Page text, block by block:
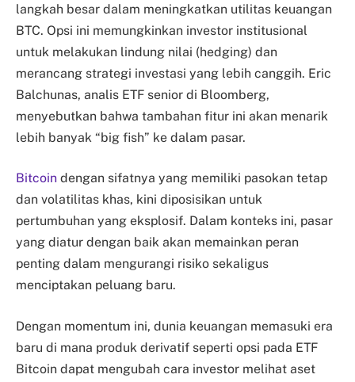
langkah besar dalam meningkatkan utilitas keuangan
BTC. Opsi ini memungkinkan investor institusional
untuk melakukan lindung nilai (hedging) dan
merancang strategi investasi yang lebih canggih. Eric
Balchunas, analis ETF senior di Bloomberg,
menyebutkan bahwa tambahan fitur ini akan menarik
lebih banyak “big fish” ke dalam pasar.
Bitcoin dengan sifatnya yang memiliki pasokan tetap
dan volatilitas khas, kini diposisikan untuk
pertumbuhan yang eksplosif. Dalam konteks ini, pasar
yang diatur dengan baik akan memainkan peran
penting dalam mengurangi risiko sekaligus
menciptakan peluang baru.
Dengan momentum ini, dunia keuangan memasuki era
baru di mana produk derivatif seperti opsi pada ETF
Bitcoin dapat mengubah cara investor melihat aset